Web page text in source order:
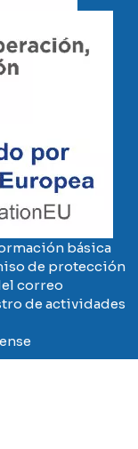
básica
de protección
correo
de actividades